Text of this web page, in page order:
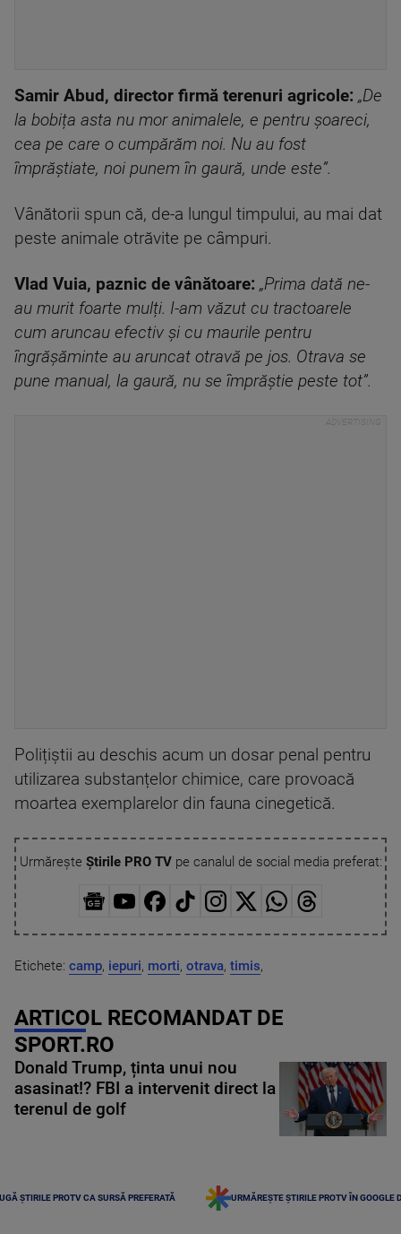
Samir Abud, director firmă terenuri agricole: „De
la bobița asta nu mor animalele, e pentru șoareci,
cea pe care o cumpărăm noi. Nu au fost
împrăștiate, noi punem în gaură, unde este”.
Vânătorii spun că, de-a lungul timpului, au mai dat
peste animale otrăvite pe câmpuri.
Vlad Vuia, paznic de vânătoare: „Prima dată ne-
au murit foarte mulți. I-am văzut cu tractoarele
cum aruncau efectiv și cu maurile pentru
îngrășăminte au aruncat otravă pe jos. Otrava se
pune manual, la gaură, nu se împrăștie peste tot”.
Polițiștii au deschis acum un dosar penal pentru
utilizarea substanțelor chimice, care provoacă
moartea exemplarelor din fauna cinegetică.
Urmărește Știrile PRO TVpe canalul de social media preferat:
Etichete: camp, iepuri, morti, otrava, timis,
ARTICOL RECOMANDAT DE
SPORT.RO
Donald Trump, ținta unui nou
asasinat!? FBI a intervenit direct la
terenul de golf
ȘTIRILE PROTV CA SURSĂ PREFERATĂ URMĂREȘTE ȘTIRILE PROTV ÎN GOOGLE